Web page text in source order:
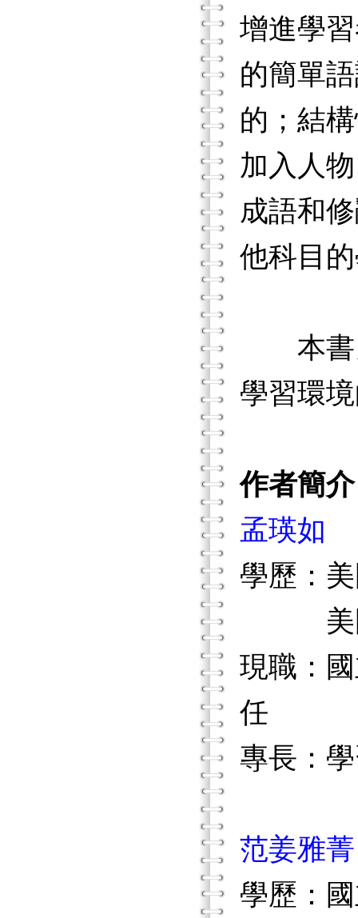
增進學
的簡單
的；結
加入人
成語和
他科目
本書另
學習環
作者簡介
孟瑛如
學歷：
美國
現職：
任
專長：
范姜雅菁
學歷：